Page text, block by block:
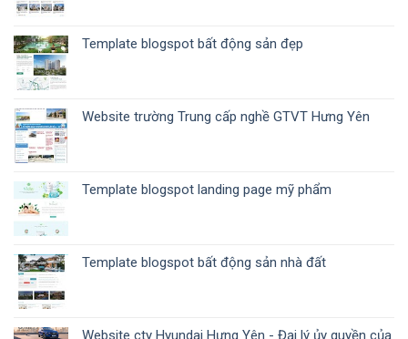
Template blogspot bất động sản đẹp
Website trường Trung cấp nghề GTVT Hưng Yên
Template blogspot landing page mỹ phẩm
Template blogspot bất động sản nhà đất
Website cty Hyundai Hưng Yên - Đại lý ủy quyền của